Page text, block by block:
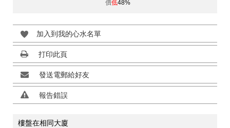
價低48%
加入到我的心水名單
打印此頁
發送電郵給好友
報告錯誤
樓盤在相同大廈